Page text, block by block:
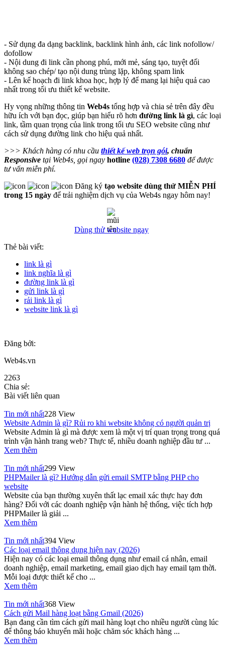
- Sử dụng đa dạng backlink, backlink hình ảnh, các link nofollow/
dofollow
- Nội dung đi link cần phong phú, mới mẻ, sáng tạo, tuyệt đối
không sao chép/ tạo nội dung trùng lặp, không spam link
- Lên kế hoạch đi link khoa học, hợp lý để mang lại hiệu quả cao
nhất trong tối ưu thiết kế website.
Hy vọng những thông tin Web4s tổng hợp và chia sẻ trên đây đều
hữu ích với bạn đọc, giúp bạn hiểu rõ hơn đường link là gì, các loại
link, tầm quan trọng của link trong tối ưu SEO website cũng như
cách sử dụng đường link cho hiệu quả nhất.
>>> Khách hàng có nhu cầu thiết kế web trọn gói, chuẩn
Responsive tại Web4s, gọi ngay hotline (028) 7308 6680 để được
tư vấn miễn phí.
Đăng ký tạo website dùng thử MIỄN PHÍ
trong 15 ngày để trải nghiệm dịch vụ của Web4s ngay hôm nay!
Dùng thử website ngay
Thẻ bài viết:
link là gì
link nghĩa là gì
đường link là gì
gửi link là gì
rải link là gì
website link là gì
Đăng bởi:
Web4s.vn
2263
Chia sẻ:
Bài viết liên quan
Tin mới nhất228 View
Website Admin là gì? Rủi ro khi website không có người quản trị
Website Admin là gì mà được xem là một vị trí quan trọng trong quá
trình vận hành trang web? Thực tế, nhiều doanh nghiệp đầu tư ...
Xem thêm
Tin mới nhất299 View
PHPMailer là gì? Hướng dẫn gửi email SMTP bằng PHP cho
website
Website của bạn thường xuyên thất lạc email xác thực hay đơn
hàng? Đối với các doanh nghiệp vận hành hệ thống, việc tích hợp
PHPMailer là giải ...
Xem thêm
Tin mới nhất394 View
Các loại email thông dụng hiện nay (2026)
Hiện nay có các loại email thông dụng như email cá nhân, email
doanh nghiệp, email marketing, email giao dịch hay email tạm thời.
Mỗi loại được thiết kế cho ...
Xem thêm
Tin mới nhất368 View
Cách gửi Mail hàng loạt bằng Gmail (2026)
Bạn đang cần tìm cách gửi mail hàng loạt cho nhiều người cùng lúc
để thông báo khuyến mãi hoặc chăm sóc khách hàng ...
Xem thêm